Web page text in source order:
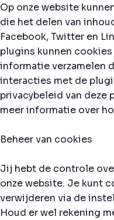
Op onze website
die het delen van
Facebook, Twitter en
plugins kunnen
informatie verzamelen
interacties met de
privacybeleid van deze
meer informatie over
Beheer van cookies
Jij hebt de controle
onze website. Je kunt
verwijderen via de
Houd er wel rekening